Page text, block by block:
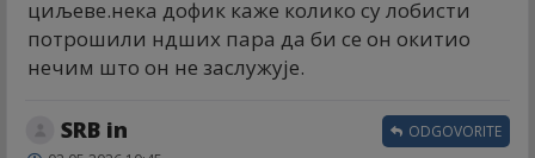
циљеве.нека дофик каже колико су лобисти
потрошили ндших пара да би се он окитио
нечим што он не заслужује.
SRB in ODGOVORITE